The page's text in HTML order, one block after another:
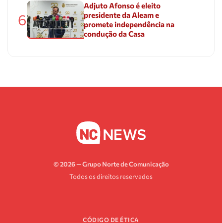
6
Adjuto Afonso é eleito
presidente da Aleam e
promete independência na
condução da Casa
© 2026 — Grupo Norte de Comunicação
Todos os direitos reservados
CÓDIGO DE ÉTICA